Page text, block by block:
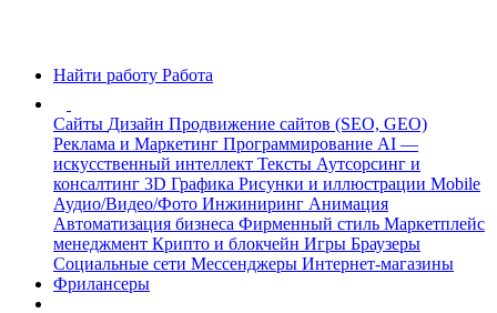
Найти работу Работа
Сайты Дизайн Продвижение сайтов (SEO, GEO)
Реклама и Маркетинг Программирование AI —
искусственный интеллект Тексты Аутсорсинг и
консалтинг 3D Графика Рисунки и иллюстрации Mobile
Аудио/Видео/Фото Инжиниринг Анимация
Автоматизация бизнеса Фирменный стиль Маркетплейс
менеджмент Крипто и блокчейн Игры Браузеры
Социальные сети Мессенджеры Интернет-магазины
Фрилансеры